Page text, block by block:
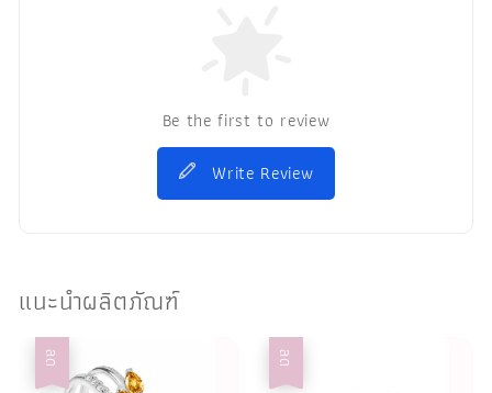
Be the first to review
Write Review
แนะนำผลิตภัณฑ์
ลด ลด